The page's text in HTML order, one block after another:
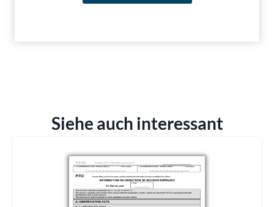
Siehe auch interessant